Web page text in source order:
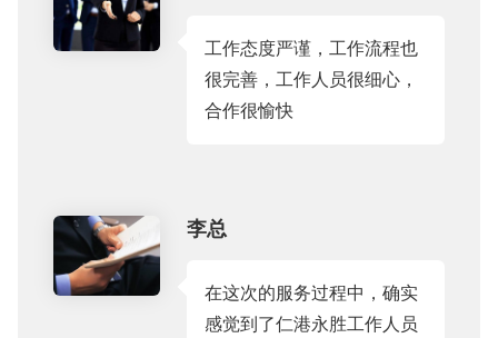
工作态度严谨，工作流程也
很完善，工作人员很细心，
合作很愉快
李总
在这次的服务过程中，确实
感觉到了仁港永胜工作人员